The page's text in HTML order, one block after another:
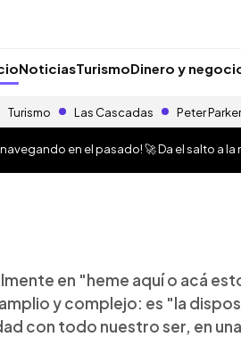
NoticiasTurismoDinero y
Turismo Las Cascadas Peter
navegando en el pasado! 🚀 Da el salto a
en "heme aquí o acá
y complejo: es "la
con todo nuestro ser, en